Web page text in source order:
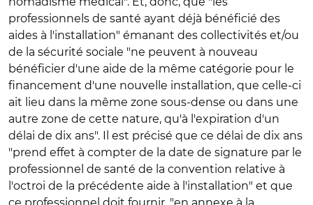
professionnels de santé ayant déjà bénéficié des
aides à l'installation" émanant des collectivités et/ou
de la sécurité sociale "ne peuvent à nouveau
bénéficier d'une aide de la même catégorie pour le
financement d'une nouvelle installation, que celle-ci
ait lieu dans la même zone sous-dense ou dans une
autre zone de cette nature, qu'à l'expiration d'un
délai de dix ans". Il est précisé que ce délai de dix ans
"prend effet à compter de la date de signature par le
professionnel de santé de la convention relative à
l'octroi de la précédente aide à l'installation" et que